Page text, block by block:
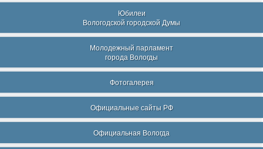
Юбилеи
Вологодской городской Думы
Молодежный парламент
города Вологды
Фотогалерея
Официальные сайты РФ
Официальная Вологда